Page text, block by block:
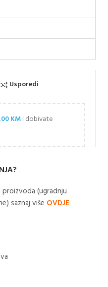
Usporedi
KMi dobivate
(ugradnju
saznaj više OVDJE